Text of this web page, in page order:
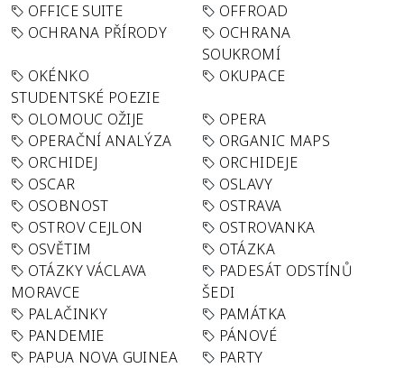
OFFICE SUITE
OFFROAD
OCHRANA PŘÍRODY
OCHRANA
SOUKROMÍ
OKÉNKO
STUDENTSKÉ POEZIE
OKUPACE
OLOMOUC OŽIJE
OPERA
OPERAČNÍ ANALÝZA
ORGANIC MAPS
ORCHIDEJ
ORCHIDEJE
OSCAR
OSLAVY
OSOBNOST
OSTRAVA
OSTROV CEJLON
OSTROVANKA
OSVĚTIM
OTÁZKA
OTÁZKY VÁCLAVA
MORAVCE
PADESÁT ODSTÍNŮ
ŠEDI
PALAČINKY
PAMÁTKA
PANDEMIE
PÁNOVÉ
PAPUA NOVA GUINEA
PARTY